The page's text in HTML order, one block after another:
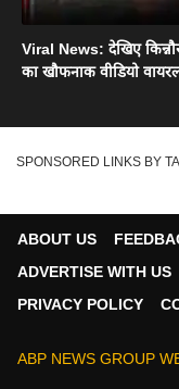
Viral News: देखिए
का खौफनाक वीडियो
SPONSORED LINKS BY
ABOUT US
ADVERTISE WITH US
PRIVACY POLICY
ABP NEWS GROUP